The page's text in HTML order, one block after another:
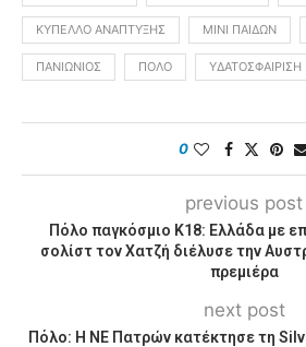
ΚΎΠΕΛΛΟ ΑΝΆΠΤΥΞΗΣ ΜΊΝΙ ΠΑΊΔΩΝ
ΠΑΝΙΏΝΙΟΣ ΠΌΛΟ ΥΔΑΤΟΣΦΑΊΡΙΣΗ
0
previous post
Πόλο παγκόσμιο Κ18: Ελλάδα με
σολίστ τον Χατζή διέλυσε την
πρεμιέρα
next post
Πόλο: Η ΝΕ Πατρών κατέκτησε τη